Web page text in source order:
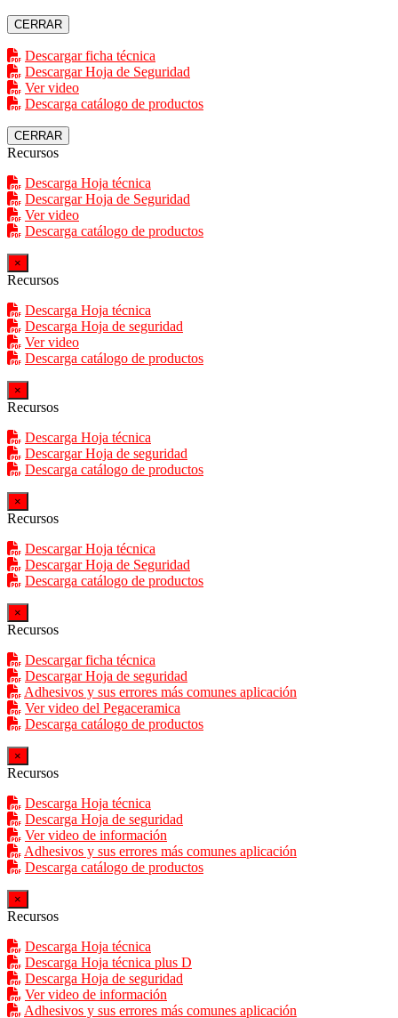
CERRAR
Descargar ficha técnica
Descargar Hoja de Seguridad
Ver video
Descarga catálogo de productos
CERRAR
Recursos
Descarga Hoja técnica
Descargar Hoja de Seguridad
Ver video
Descarga catálogo de productos
×
Recursos
Descarga Hoja técnica
Descarga Hoja de seguridad
Ver video
Descarga catálogo de productos
×
Recursos
Descarga Hoja técnica
Descargar Hoja de seguridad
Descarga catálogo de productos
×
Recursos
Descargar Hoja técnica
Descargar Hoja de Seguridad
Descarga catálogo de productos
×
Recursos
Descargar ficha técnica
Descargar Hoja de seguridad
Adhesivos y sus errores más comunes aplicación
Ver video del Pegaceramica
Descarga catálogo de productos
×
Recursos
Descarga Hoja técnica
Descarga Hoja de seguridad
Ver video de información
Adhesivos y sus errores más comunes aplicación
Descarga catálogo de productos
×
Recursos
Descarga Hoja técnica
Descarga Hoja técnica plus D
Descarga Hoja de seguridad
Ver video de información
Adhesivos y sus errores más comunes aplicación